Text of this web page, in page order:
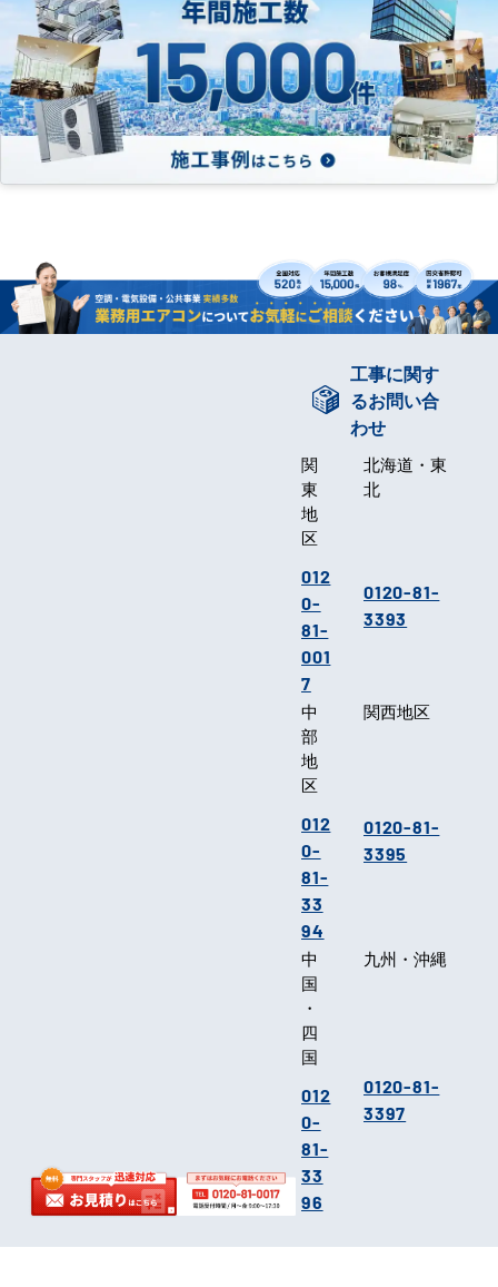
工事に関す
るお問い合
わせ
関
東
地
区
012
0-
81-
001
7
北海道・東
北
0120-81-
3393
中
部
地
区
012
0-
81-
33
94
関西地区
0120-81-
3395
中
国
・
四
国
012
0-
81-
33
96
九州・沖縄
0120-81-
3397